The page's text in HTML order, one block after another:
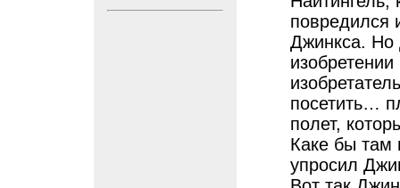
повредился
Джинкса. Но
посетить…
полет,
Каке бы там
упросил